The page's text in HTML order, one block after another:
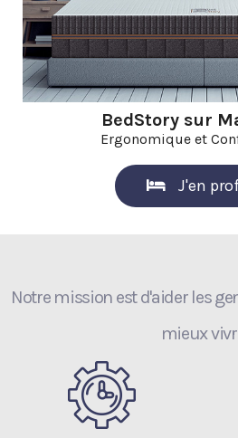
BedStory sur
Ergonomique et
J'en
Notre mission est d'aider les
mieux